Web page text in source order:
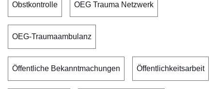
Obstkontrolle OEG Trauma Netzwerk
OEG-Traumaambulanz
Öffentliche Bekanntmachungen Öffentlichkeitsarbeit